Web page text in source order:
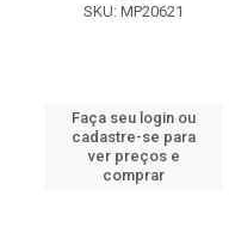
SKU: MP20621
Faça seu login ou
cadastre-se para
ver preços e
comprar